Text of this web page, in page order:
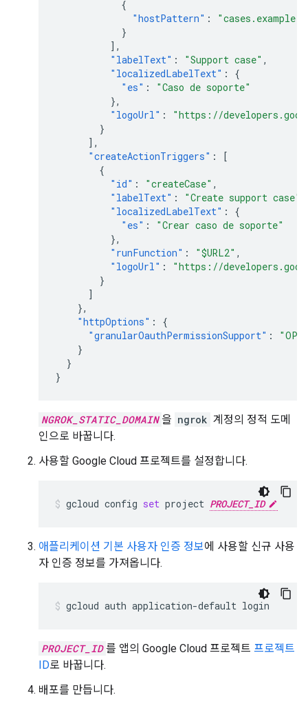
{
"hostPattern" :
}
],
"labelText" : "Support case" ,
"localizedLabelText" :
{
"es" :
"Caso de soporte"
},
"logoUrl" :
"https://
}
],
"createActionTriggers" :
[
{
"id" : "createCase" ,
"labelText" : "Create support case"
"localizedLabelText" :
{
"es" :
"Crear caso de soporte"
},
"runFunction" : "$URL2" ,
"logoUrl" :
"https://
}
]
},
"httpOptions" :
{
"granularOauthPermissionSupport" :
}
}
}
NGROK_STATIC_DOMAIN 을 ngrok 계정의 정적 도메
인으로 바꿉니다.
사용할 Google Cloud 프로젝트를 설정합니다.
gcloud config set project PROJECT_ID
애플리케이션 기본 사용자 인증 정보에 사용할 신규 사용
자 인증 정보를 가져옵니다.
gcloud auth application-default login
PROJECT_ID 를 앱의 Google Cloud 프로젝트 프로젝트
ID로 바꿉니다.
배포를 만듭니다.